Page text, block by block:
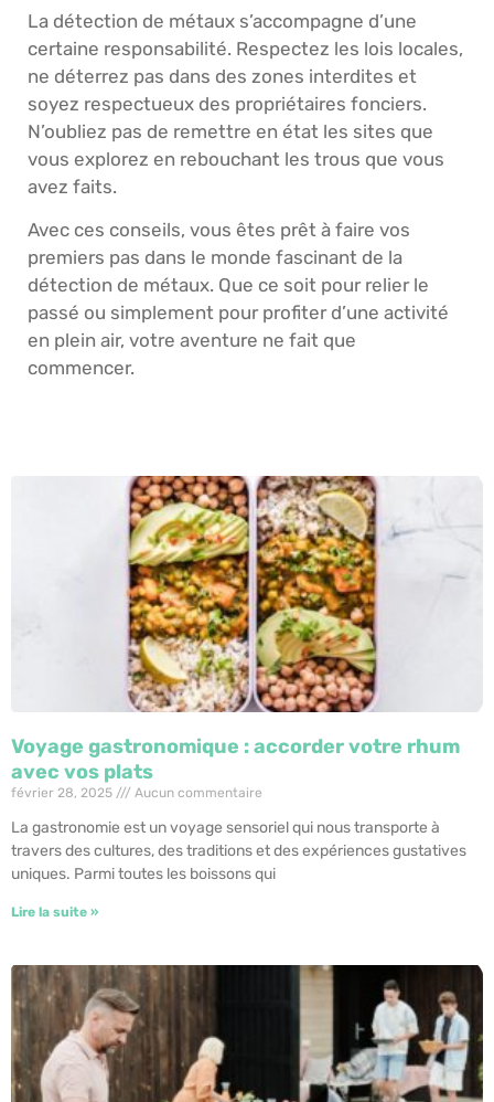
La détection de métaux s’accompagne d’une
certaine responsabilité. Respectez les lois locales,
ne déterrez pas dans des zones interdites et
soyez respectueux des propriétaires fonciers.
N’oubliez pas de remettre en état les sites que
vous explorez en rebouchant les trous que vous
avez faits.
Avec ces conseils, vous êtes prêt à faire vos
premiers pas dans le monde fascinant de la
détection de métaux. Que ce soit pour relier le
passé ou simplement pour profiter d’une activité
en plein air, votre aventure ne fait que
commencer.
Voyage gastronomique : accorder votre rhum
avec vos plats
février 28, 2025 Aucun commentaire
La gastronomie est un voyage sensoriel qui nous transporte à
travers des cultures, des traditions et des expériences gustatives
uniques. Parmi toutes les boissons qui
Lire la suite »